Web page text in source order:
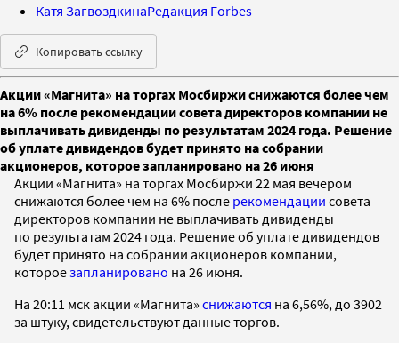
Катя ЗагвоздкинаРедакция Forbes
Копировать ссылку
Акции «Магнита» на торгах Мосбиржи снижаются более чем
на 6% после рекомендации совета директоров компании не
выплачивать дивиденды по результатам 2024 года. Решение
об уплате дивидендов будет принято на собрании
акционеров, которое запланировано на 26 июня
Акции «Магнита» на торгах Мосбиржи 22 мая вечером
снижаются более чем на 6% после рекомендации совета
директоров компании не выплачивать дивиденды
по результатам 2024 года. Решение об уплате дивидендов
будет принято на собрании акционеров компании,
котороезапланировано на 26 июня.
На 20:11 мск акции «Магнита» снижаются на 6,56%, до 3902
за штуку, свидетельствуют данные торгов.